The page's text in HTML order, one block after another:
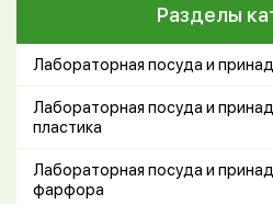
Разделы
Лабораторная посуда и
Лабораторная посуда и
пластика
Лабораторная посуда и
фарфора